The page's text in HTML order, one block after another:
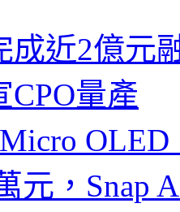
成近2億元
CPO量產
元，Snap